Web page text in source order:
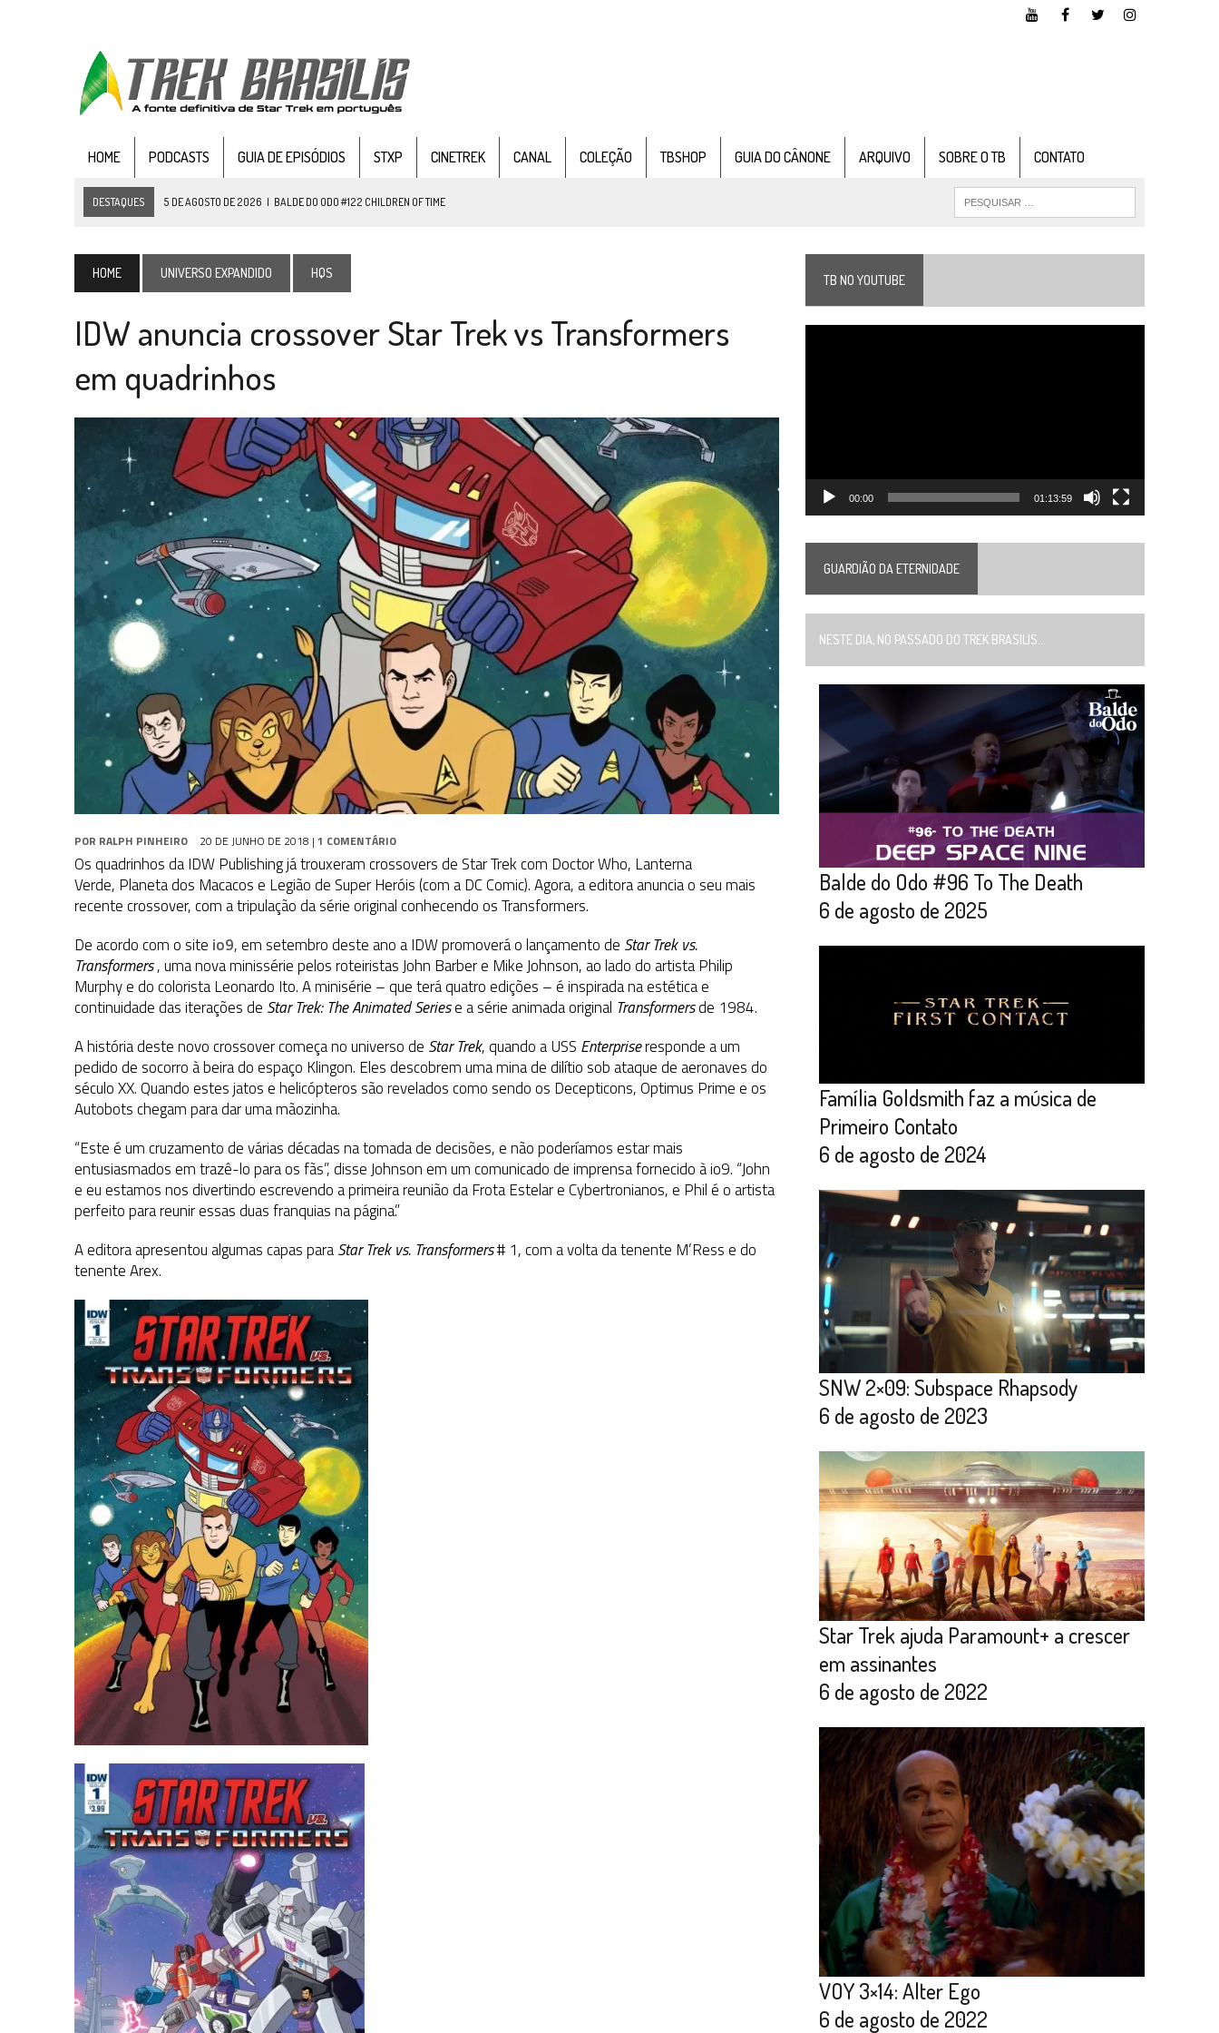
HOME PODCASTS GUIA DE EPISÓDIOS STXP CINETREK CANAL COLEÇÃO TBSHOP GUIA DO CÂNONE ARQUIVO SOBRE O TB CONTATO
DESTAQUES 5 DE AGOSTO DE 2026 | BALDE DO ODO #122 CHILDREN OF TIME
3 DE AGOSTO DE 2026 | PARAMOUNT E CBS DERRUBAM NOVO VÍDEO DO FILME DE FÃS AXANAR HORAS APÓS ESTREIA
2 DE AGOSTO DE 2026 TB AO VIVO | STAR TREK: STRANGE NEW WORLDS – “THE GRIFFIN INCIDENT” (4×02)
31 DE JULHO DE 2026 GRANDES JORNADAS | QUATRO EPISÓDIOS DE
31 DE JULHO DE 2026 SNW 4×02: THE GRIFFIN INCIDENT
6 DE AGOSTO DE 2026 | AVALIE E COMENTE SNW 4×03: HUMAN BEST FRIEND
HOME UNIVERSO EXPANDIDO HQS
IDW anuncia crossover Star Trek vs Transformers
em quadrinhos
POR RALPH PINHEIRO 20 DE JUNHO DE 2018 | 1 COMENTÁRIO
Os quadrinhos da IDW Publishing já trouxeram crossovers de Star Trek com Doctor Who, Lanterna
Verde, Planeta dos Macacos e Legião de Super Heróis (com a DC Comic). Agora, a editora anuncia o seu mais
recente crossover, com a tripulação da série original conhecendo os Transformers.
De acordo com o site io9, em setembro deste ano a IDW promoverá o lançamento de Star Trek vs.
Transformers, uma nova minissérie pelos roteiristas John Barber e Mike Johnson, ao lado do artista Philip
Murphy e do colorista Leonardo Ito. A minisérie – que terá quatro edições – é inspirada na estética e
continuidade das iterações de Star Trek: The Animated Seriese a série animada original Transformersde 1984.
A história deste novo crossover começa no universo de Star Trek, quando a USS Enterpriseresponde a um
pedido de socorro à beira do espaço Klingon. Eles descobrem uma mina de dilítio sob ataque de aeronaves do
século XX. Quando estes jatos e helicópteros são revelados como sendo os Decepticons, Optimus Prime e os
Autobots chegam para dar uma mãozinha.
“Este é um cruzamento de várias décadas na tomada de decisões, e não poderíamos estar mais
entusiasmados em trazê-lo para os fãs”, disse Johnson em um comunicado de imprensa fornecido à io9. “John
e eu estamos nos divertindo escrevendo a primeira reunião da Frota Estelar e Cybertronianos, e Phil é o artista
perfeito para reunir essas duas franquias na página.”
A editora apresentou algumas capas paraStar Trek vs. Transformers# 1, com a volta da tenente M’Ress e do
tenente Arex.
TB NO YOUTUBE
00:00 01:13:59
GUARDIÃO DA ETERNIDADE
NESTE DIA, NO PASSADO DO TREK BRASILIS...
Balde do Odo #96 To The Death
6 de agosto de 2025
Família Goldsmith faz a música de
Primeiro Contato
6 de agosto de 2024
SNW 2×09: Subspace Rhapsody
6 de agosto de 2023
Star Trek ajuda Paramount+ a crescer
em assinantes
6 de agosto de 2022
VOY 3×14: Alter Ego
6 de agosto de 2022